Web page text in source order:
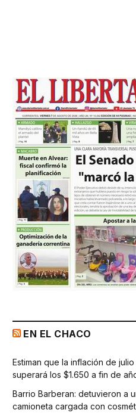
EN EL CHACO
Estiman que la inflación de
superará los $1.650 a fin de
Barrio Barberan: detuvieron a
camioneta cargada con